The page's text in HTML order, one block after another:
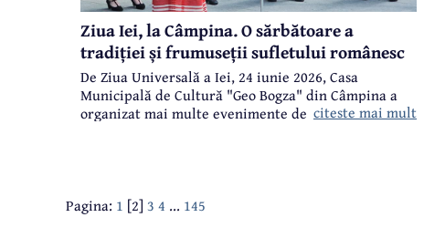
Ziua Iei, la Câmpina. O sărbătoare a
tradiției și frumuseții sufletului românesc
De Ziua Universală a Iei, 24 iunie 2026, Casa
Municipală de Cultură "Geo Bogza" din Câmpina a
organizat mai multe evenimente dedicate celei mai
citeste mai mult
Pagina: 1 [2] 3 4 ... 145